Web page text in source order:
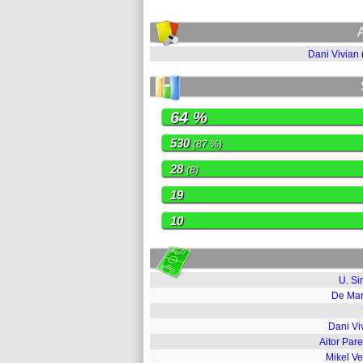
Dani Vivian
64 %
530(87 %)
28(8)
19
10
U.
De
Dani
Aitor
Mikel